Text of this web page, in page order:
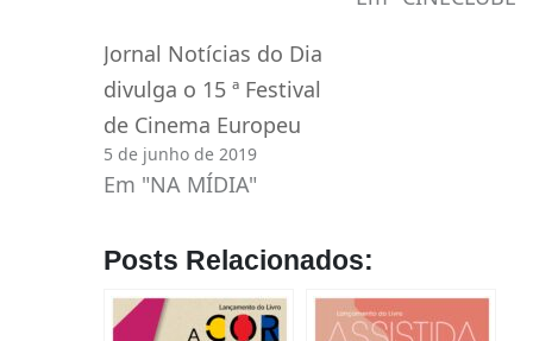
Jornal Notícias do Dia
divulga o 15 ª Festival
de Cinema Europeu
5 de junho de 2019
Em "NA MÍDIA"
Posts Relacionados: